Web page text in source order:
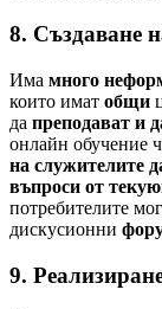
8. Създаване
Има много
които имат общи
да преподават и
онлайн обучение
на служителите
въпроси от
потребителите
дискусионни
9.